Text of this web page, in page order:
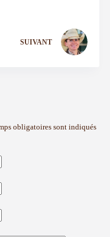
SUIVANT
obligatoires sont indiqués